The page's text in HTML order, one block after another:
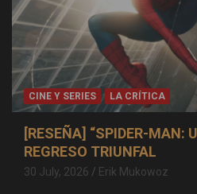
CINE Y SERIES LA CRÍTICA
[RESEÑA] “SPIDER-MAN:
REGRESO TRIUNFAL
30 July, 2026 Erik Mukowoz